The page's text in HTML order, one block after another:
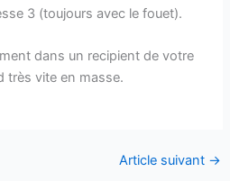
3 (toujours avec le fouet).
dans un recipient de votre
très vite en masse.
Article suivant →